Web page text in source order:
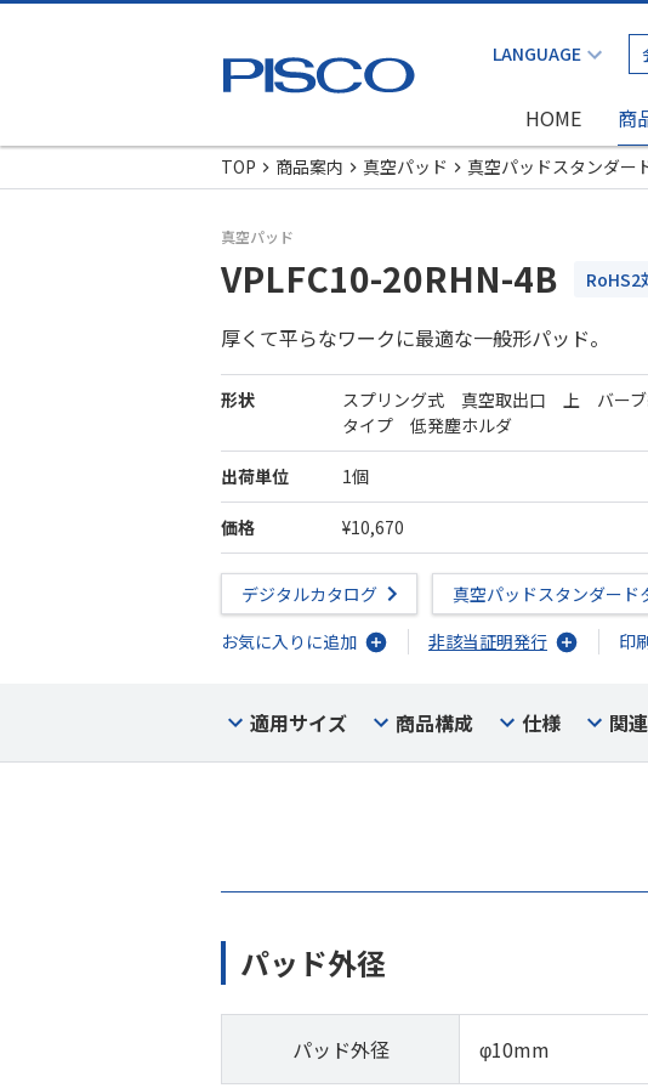
HOME 商
TOP
商品案内 真空パッド 真空パッドスタンダー
真空パッド
VPLFC10-20RHN-4B RoHS2
厚くて平らなワークに最適な一般形パッド。
形状
スプリング式 真空取出口 上 バーブ
タイプ 低発塵ホルダ
出荷単位 1個
価格 ¥10,670
デジタルカタログ 真空パッドスタンダード
お気に入りに追加
非該当証明発行 印
適用サイズ 商品構成 仕様 関
パッド外径
パッド外径 φ10mm